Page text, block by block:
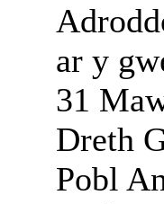
ar y
31
Dreth
Pobl